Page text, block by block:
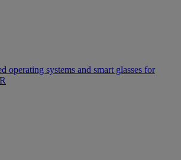
operating systems and smart glasses for